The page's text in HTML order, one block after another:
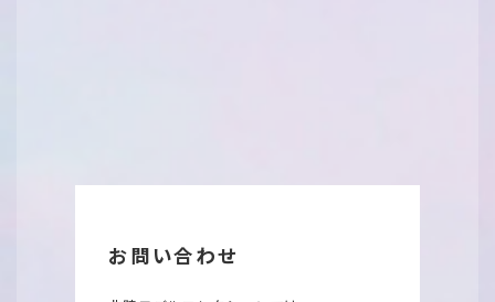
お問い合わせ